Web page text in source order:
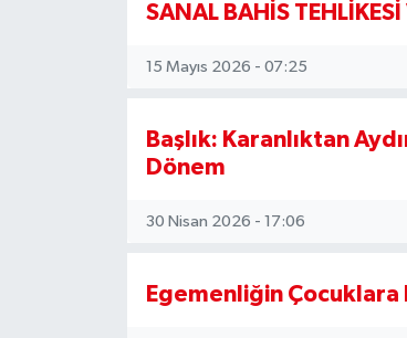
SANAL BAHİS
15 Mayıs 2026 - 07:25
Başlık: Karanlıktan
Dönem
30 Nisan 2026 - 17:06
Egemenliğin Çocuklara